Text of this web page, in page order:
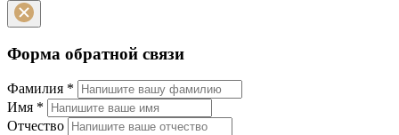
Форма обратной связи
Фамилия *
Имя *
Отчество